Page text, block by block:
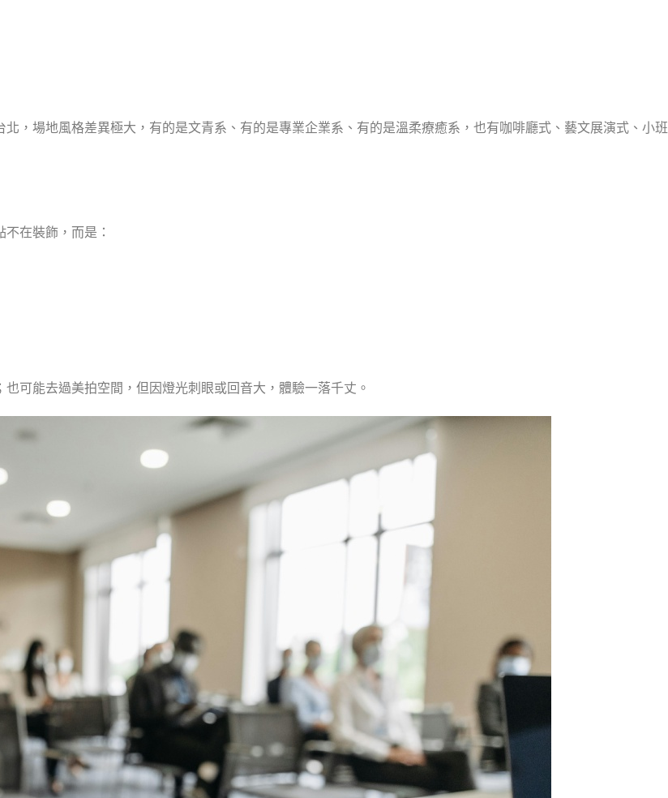
，場地風格差異極大，有的是文青系、有的是專業企業系、有的是溫柔療癒系，也有咖啡廳式、藝文展演式、小班
在裝飾，而是：
可能去過美拍空間，但因燈光刺眼或回音大，體驗一落千丈。